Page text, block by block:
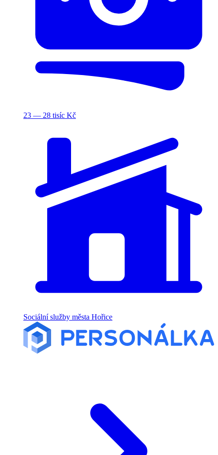
23 — 28 tisíc Kč
Sociální služby města Hořice